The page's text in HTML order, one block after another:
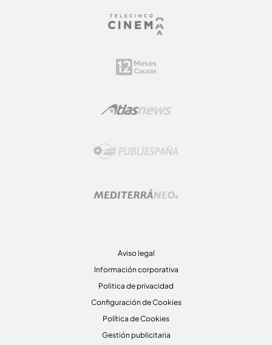
Aviso legal
Información corporativa
Politica de privacidad
Configuración de Cookies
Política de Cookies
Gestión publicitaria